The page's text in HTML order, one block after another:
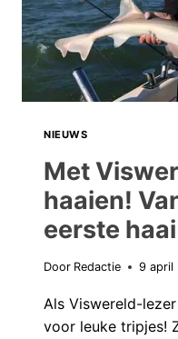
NIEUWS
Met
haaien!
eerste
Door Redactie 9 april
Als Viswereld-
voor leuke tripjes!